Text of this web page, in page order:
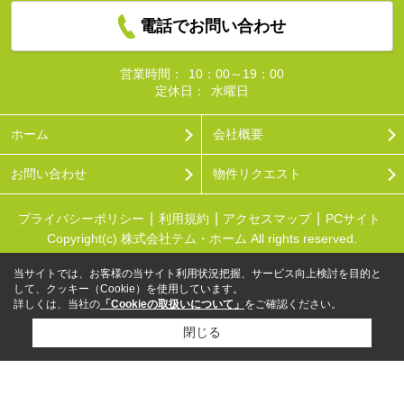
電話でお問い合わせ
営業時間：
10：00～19：00
定休日：
水曜日
ホーム 会社概要
お問い合わせ 物件リクエスト
プライバシーポリシー 利用規約 アクセスマップ
PCサイト
Copyright(c) 株式会社テム・ホーム All rights reserved.
当サイトでは、お客様の当サイト利用状況把握、サービス向上検討を目的と
して、クッキー（Cookie）を使用しています。
詳しくは、当社の 「Cookieの取扱いについて」 をご確認ください。
閉じる